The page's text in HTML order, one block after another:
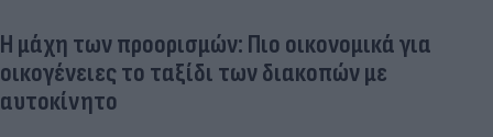
Η μάχη των προορισμών: Πιο οικονομικά για
οικογένειες το ταξίδι των διακοπών με
αυτοκίνητο